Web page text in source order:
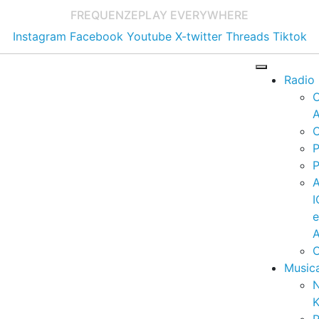
FREQUENZEPLAY EVERYWHERE
Instagram Facebook Youtube X-twitter Threads Tiktok
Radio
e